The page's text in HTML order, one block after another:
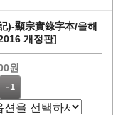
)-顯宗實錄字本/을해
개정판]
원
-1